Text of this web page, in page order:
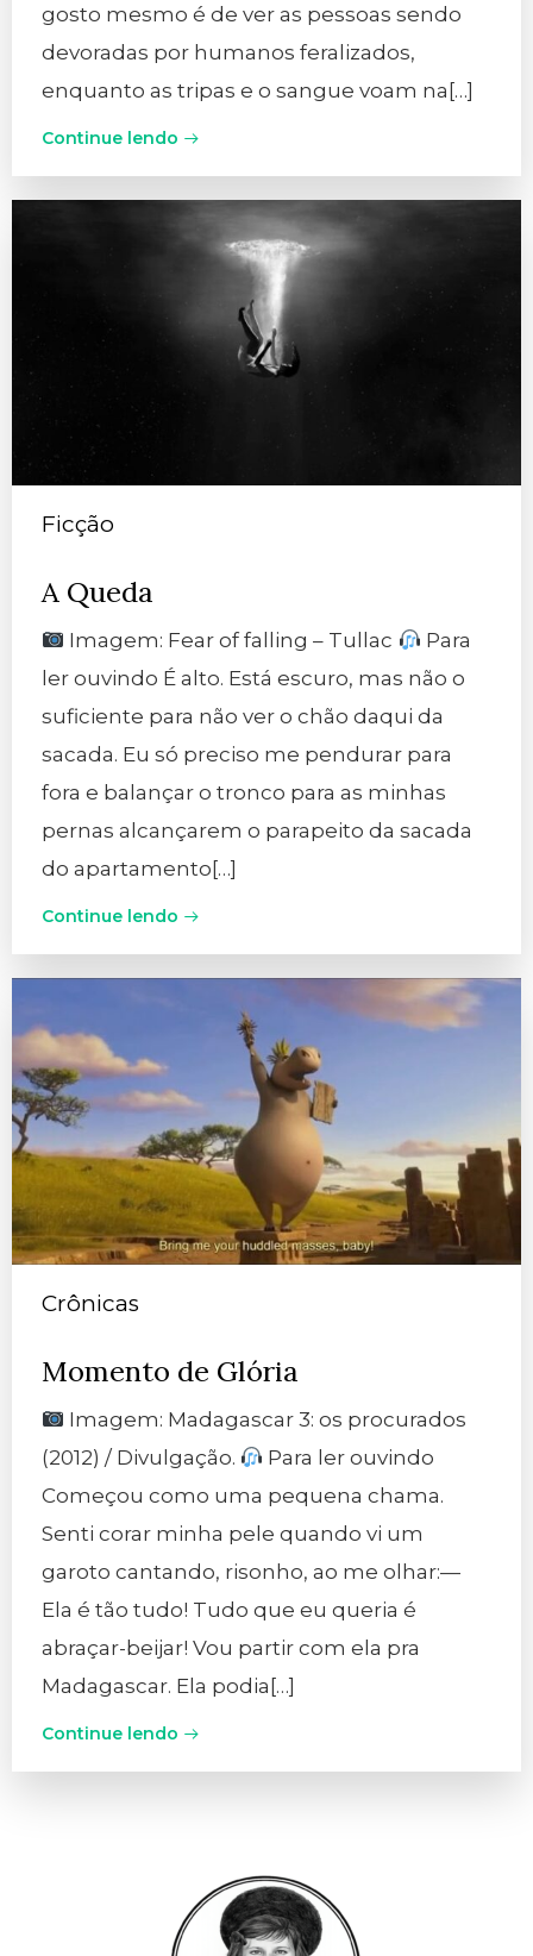
gosto mesmo é de ver as pessoas sendo
devoradas por humanos feralizados,
enquanto as tripas e o sangue voam na[…]
Continue lendo
Ficção
A Queda
Imagem: Fear of falling – Tullac
Para
ler ouvindo É alto. Está escuro, mas não o
suficiente para não ver o chão daqui da
sacada. Eu só preciso me pendurar para
fora e balançar o tronco para as minhas
pernas alcançarem o parapeito da sacada
do apartamento[…]
Continue lendo
Crônicas
Momento de Glória
Imagem: Madagascar 3: os procurados
(2012) / Divulgação.
Para ler ouvindo
Começou como uma pequena chama.
Senti corar minha pele quando vi um
garoto cantando, risonho, ao me olhar:—
Ela é tão tudo! Tudo que eu queria é
abraçar-beijar! Vou partir com ela pra
Madagascar. Ela podia[…]
Continue lendo